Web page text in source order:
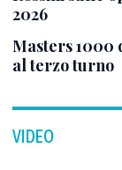
2026
Masters 1000
al terzo turno
VIDEO